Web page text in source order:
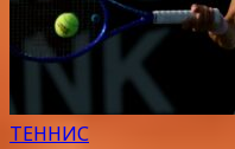
ТЕННИС